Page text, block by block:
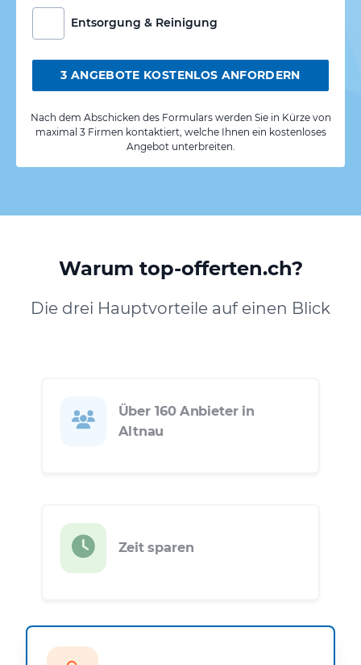
Entsorgung & Reinigung
3 ANGEBOTE KOSTENLOS ANFORDERN
Nach dem Abschicken des Formulars werden Sie in Kürze von
maximal 3 Firmen kontaktiert, welche Ihnen ein kostenloses
Angebot unterbreiten.
Warum top-offerten.ch?
Die drei Hauptvorteile auf einen Blick
Über 160 Anbieter in
Altnau
Zeit sparen